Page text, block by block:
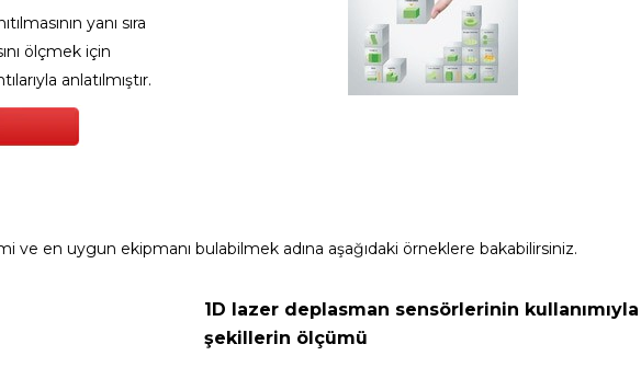
yanı sıra
ölçmek için
anlatılmıştır.
en uygun ekipmanı bulabilmek adına aşağıdaki örneklere bakabilirsiniz.
1D lazer deplasman sensörlerinin kullanımıyla
şekillerin ölçümü